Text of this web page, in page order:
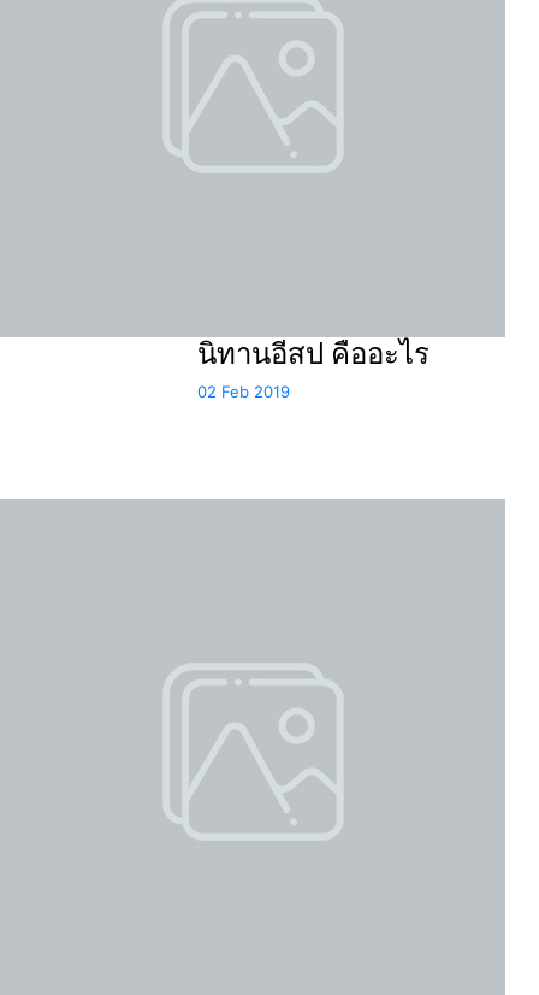
นิทานอีสป คืออะไร
02 Feb 2019